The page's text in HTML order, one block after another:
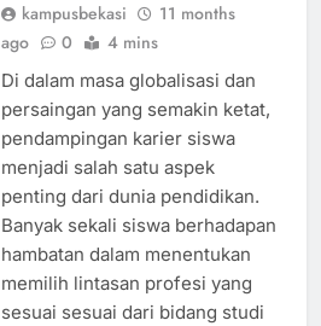
kampusbekasi
11 months
ago
0 4 mins
Di dalam masa globalisasi dan
persaingan yang semakin ketat,
pendampingan karier siswa
menjadi salah satu aspek
penting dari dunia pendidikan.
Banyak sekali siswa berhadapan
hambatan dalam menentukan
memilih lintasan profesi yang
sesuai sesuai dari bidang studi